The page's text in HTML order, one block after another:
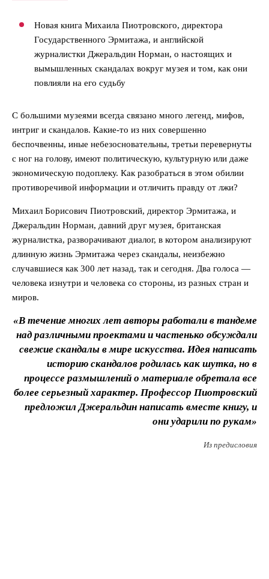
Новая книга Михаила Пиотровского, директора
Государственного Эрмитажа, и английской
журналистки Джеральдин Норман, о настоящих и
вымышленных скандалах вокруг музея и том, как они
повлияли на его судьбу
С большими музеями всегда связано много легенд, мифов,
интриг и скандалов. Какие-то из них совершенно
беспочвенны, иные небезосновательны, третьи перевернуты
с ног на голову, имеют политическую, культурную или даже
экономическую подоплеку. Как разобраться в этом обилии
противоречивой информации и отличить правду от лжи?
Михаил Борисович Пиотровский, директор Эрмитажа, и
Джеральдин Норман, давний друг музея, британская
журналистка, разворачивают диалог, в котором анализируют
длинную жизнь Эрмитажа через скандалы, неизбежно
случавшиеся как 300 лет назад, так и сегодня. Два голоса —
человека изнутри и человека со стороны, из разных стран и
миров.
«В течение многих лет авторы работали в тандеме
над различными проектами и частенько обсуждали
свежие скандалы в мире искусства. Идея написать
историю скандалов родилась как шутка, но в
процессе размышлений о материале обретала все
более серьезный характер. Профессор Пиотровский
предложил Джеральдин написать вместе книгу, и
они ударили по рукам»
Из предисловия